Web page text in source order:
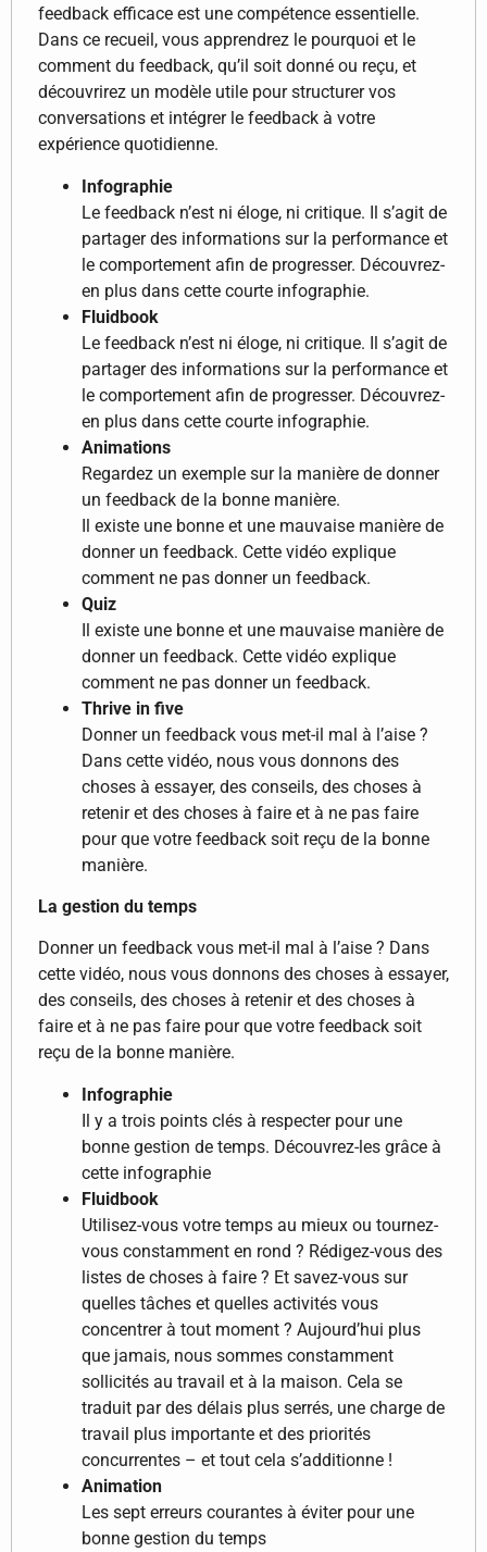
feedback efficace est une compétence essentielle.
Dans ce recueil, vous apprendrez le pourquoi et le
comment du feedback, qu’il soit donné ou reçu, et
découvrirez un modèle utile pour structurer vos
conversations et intégrer le feedback à votre
expérience quotidienne.
Infographie
Le feedback n’est ni éloge, ni critique. Il s’agit de
partager des informations sur la performance et
le comportement afin de progresser. Découvrez-
en plus dans cette courte infographie.
Fluidbook
Le feedback n’est ni éloge, ni critique. Il s’agit de
partager des informations sur la performance et
le comportement afin de progresser. Découvrez-
en plus dans cette courte infographie.
Animations
Regardez un exemple sur la manière de donner
un feedback de la bonne manière.
Il existe une bonne et une mauvaise manière de
donner un feedback. Cette vidéo explique
comment ne pas donner un feedback.
Quiz
Il existe une bonne et une mauvaise manière de
donner un feedback. Cette vidéo explique
comment ne pas donner un feedback.
Thrive in five
Donner un feedback vous met-il mal à l’aise ?
Dans cette vidéo, nous vous donnons des
choses à essayer, des conseils, des choses à
retenir et des choses à faire et à ne pas faire
pour que votre feedback soit reçu de la bonne
manière.
La gestion du temps
Donner un feedback vous met-il mal à l’aise ? Dans
cette vidéo, nous vous donnons des choses à essayer,
des conseils, des choses à retenir et des choses à
faire et à ne pas faire pour que votre feedback soit
reçu de la bonne manière.
Infographie
Il y a trois points clés à respecter pour une
bonne gestion de temps. Découvrez-les grâce à
cette infographie
Fluidbook
Utilisez-vous votre temps au mieux ou tournez-
vous constamment en rond ? Rédigez-vous des
listes de choses à faire ? Et savez-vous sur
quelles tâches et quelles activités vous
concentrer à tout moment ? Aujourd’hui plus
que jamais, nous sommes constamment
sollicités au travail et à la maison. Cela se
traduit par des délais plus serrés, une charge de
travail plus importante et des priorités
concurrentes – et tout cela s’additionne !
Animation
Les sept erreurs courantes à éviter pour une
bonne gestion du temps